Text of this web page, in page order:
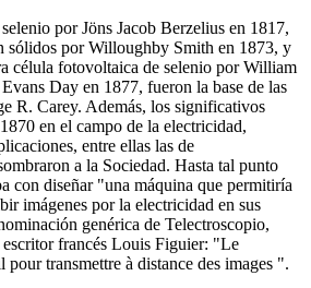
por Jöns Jacob Berzelius en 1817,
sólidos por Willoughby Smith en 1873, y
célula fotovoltaica de selenio por William
Day en 1877, fueron la base de las
R. Carey. Además, los significativos
en el campo de la electricidad,
entre ellas las de
a la Sociedad. Hasta tal punto
con diseñar "una máquina que permitiría
imágenes por la electricidad en sus
genérica de Telectroscopio,
francés Louis Figuier: "Le
pour transmettre à distance des images ".